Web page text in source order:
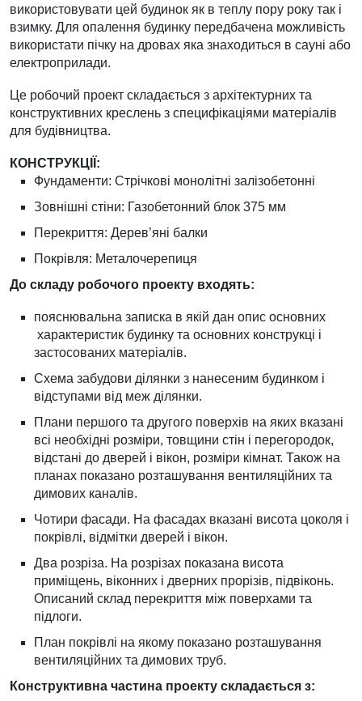
використовувати цей будинок як в теплу пору року так і
взимку. Для опалення будинку передбачена можливість
використати пічку на дровах яка знаходиться в сауні або
електроприлади.
Це робочий проект складається з архітектурних та
конструктивних креслень з специфікаціями матеріалів
для будівництва.
КОНСТРУКЦІЇ:
Фундаменти: Стрічкові монолітні залізобетонні
Зовнішні стіни: Газобетонний блок 375 мм
Перекриття: Дерев’яні балки
Покрівля: Металочерепиця
До складу робочого проекту входять:
пояснювальна записка в якій дан опис основних
характеристик будинку та основних конструкці і
застосованих матеріалів.
Схема забудови ділянки з нанесеним будинком і
відступами від меж ділянки.
Плани першого та другого поверхів на яких вказані
всі необхідні розміри, товщини стін і перегородок,
відстані до дверей і вікон, розміри кімнат. Також на
планах показано розташування вентиляційних та
димових каналів.
Чотири фасади. На фасадах вказані висота цоколя і
покрівлі, відмітки дверей і вікон.
Два розріза. На розрізах показана висота
приміщень, віконних і дверних прорізів, підвіконь.
Описаний склад перекриття між поверхами та
підлоги.
План покрівлі на якому показано розташування
вентиляційних та димових труб.
Конструктивна частина проекту складається з: